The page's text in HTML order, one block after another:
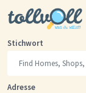
Stichwort
Adresse